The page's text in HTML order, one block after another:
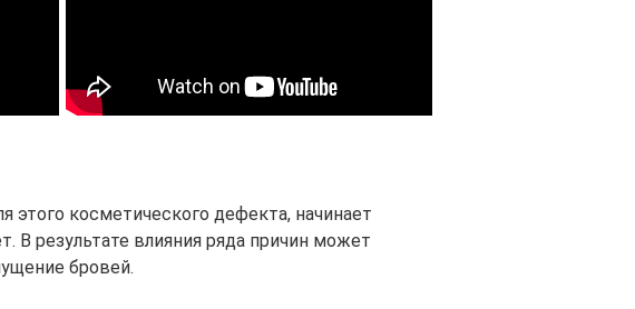
этого косметического дефекта, начинает
В результате влияния ряда причин может
бровей.